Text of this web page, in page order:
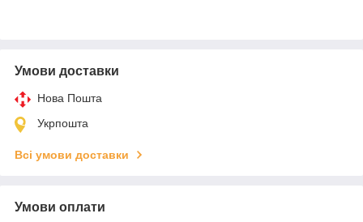
Умови доставки
Нова Пошта
Укрпошта
Всі умови доставки
Умови оплати